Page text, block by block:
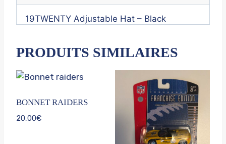
19TWENTY Adjustable Hat – Black
PRODUITS SIMILAIRES
BONNET RAIDERS
20,00€